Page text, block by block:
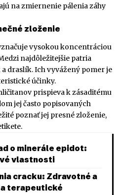
na zmiernenie pálenia záhy
zloženie
vysokou koncentráciou
najdôležitejšie patria
draslík. Ich vyvážený pomer je
účinky.
prispieva k zásaditému
jej často popisovaných
poznať jej presné zloženie,
o minerále epidot:
vlastnosti
cracku: Zdravotné a
terapeutické